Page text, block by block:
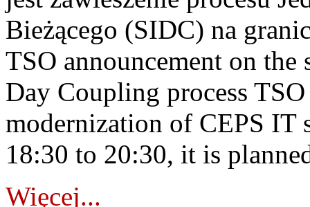
Bieżącego (SIDC) na
TSO announcement on
Day Coupling process
modernization of CEPS IT
18:30 to 20:30, it is
Więcej...